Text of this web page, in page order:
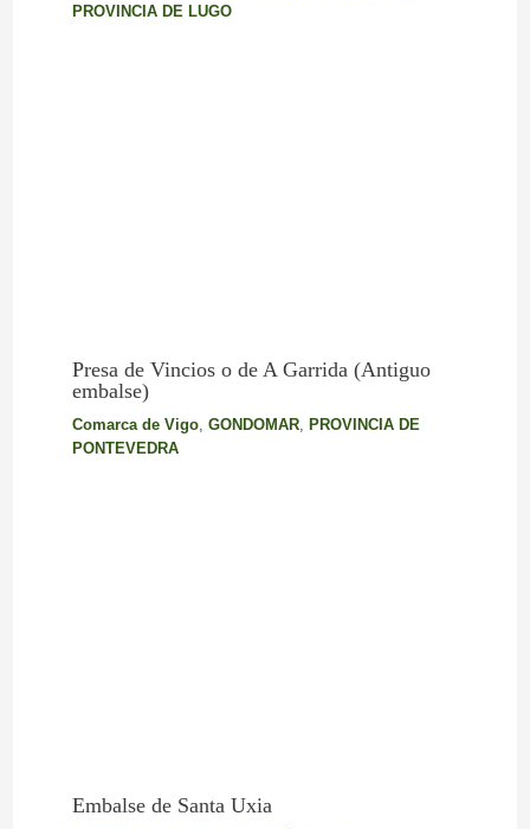
PROVINCIA DE LUGO
Presa de Vincios o de A Garrida (Antiguo
embalse)
Comarca de Vigo, GONDOMAR, PROVINCIA DE
PONTEVEDRA
Embalse de Santa Uxia